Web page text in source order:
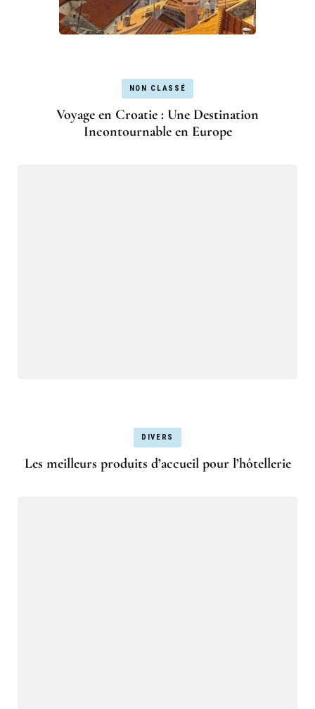
NON CLASSÉ
Voyage en Croatie : Une Destination
Incontournable en Europe
DIVERS
Les meilleurs produits d’accueil pour l’hôtellerie